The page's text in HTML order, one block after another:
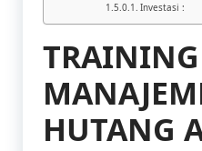
Investasi :
TRAINING
HUTANG